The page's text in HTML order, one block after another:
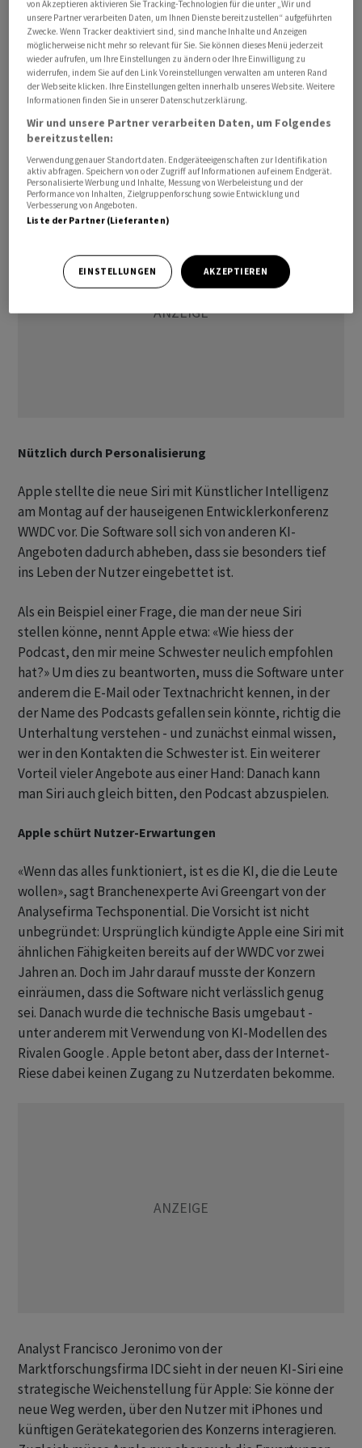
ihren Plattformen bieten müssen wie ihren eigenen
Diensten. Apple argumentiert, die neue KI-Siri sei so
datenschutzfreundlich umgesetzt, dass der Konzern
selbst dabei keinen Zugriff auf die Informationen der
Nutzer bekomme. Der Apple-Vorschlag für andere
Anbieter sieht demnach vor, dass nach einem ähnlichen
Muster deren KI-Modelle zwar Anfragen der Nutzer
erfüllen könnten, aber keine Daten behielten. Dieser
Plan sei weiterhin auf dem Tisch.
Nützlich durch Personalisierung
Apple stellte die neue Siri mit Künstlicher Intelligenz
am Montag auf der hauseigenen Entwicklerkonferenz
WWDC vor. Die Software soll sich von anderen KI-
Angeboten dadurch abheben, dass sie besonders tief
ins Leben der Nutzer eingebettet ist.
Als ein Beispiel einer Frage, die man der neue Siri
stellen könne, nennt Apple etwa: «Wie hiess der
Podcast, den mir meine Schwester neulich empfohlen
hat?» Um dies zu beantworten, muss die Software unter
anderem die E-Mail oder Textnachricht kennen, in der
der Name des Podcasts gefallen sein könnte, richtig die
Unterhaltung verstehen - und zunächst einmal wissen,
wer in den Kontakten die Schwester ist. Ein weiterer
Vorteil vieler Angebote aus einer Hand: Danach kann
man Siri auch gleich bitten, den Podcast abzuspielen.
Apple schürt Nutzer-Erwartungen
«Wenn das alles funktioniert, ist es die KI, die die Leute
wollen», sagt Branchenexperte Avi Greengart von der
Analysefirma Techsponential. Die Vorsicht ist nicht
unbegründet: Ursprünglich kündigte Apple eine Siri mit
ähnlichen Fähigkeiten bereits auf der WWDC vor zwei
Jahren an. Doch im Jahr darauf musste der Konzern
einräumen, dass die Software nicht verlässlich genug
sei. Danach wurde die technische Basis umgebaut -
unter anderem mit Verwendung von KI-Modellen des
Rivalen Google . Apple betont aber, dass der Internet-
Riese dabei keinen Zugang zu Nutzerdaten bekomme.
Analyst Francisco Jeronimo von der
Marktforschungsfirma IDC sieht in der neuen KI-Siri eine
strategische Weichenstellung für Apple: Sie könne der
neue Weg werden, über den Nutzer mit iPhones und
künftigen Gerätekategorien des Konzerns interagieren.
von Akzeptieren aktivieren Sie Tracking-Technologien für die unter „Wir und
unsere Partner verarbeiten Daten, um Ihnen Dienste bereitzustellen“ aufgeführten
Zwecke. Wenn Tracker deaktiviert sind, sind manche Inhalte und Anzeigen
möglicherweise nicht mehr so relevant für Sie. Sie können dieses Menü jederzeit
wieder aufrufen, um Ihre Einstellungen zu ändern oder Ihre Einwilligung zu
widerrufen, indem Sie auf den Link Voreinstellungen verwalten am unteren Rand
der Webseite klicken. Ihre Einstellungen gelten innerhalb unseres Website. Weitere
Informationen finden Sie in unserer Datenschutzerklärung.
Wir und unsere Partner verarbeiten Daten, um Folgendes
bereitzustellen:
Verwendung genauer Standortdaten. Endgeräteeigenschaften zur Identifikation
aktiv abfragen. Speichern von oder Zugriff auf Informationen auf einem Endgerät.
Personalisierte Werbung und Inhalte, Messung von Werbeleistung und der
Performance von Inhalten, Zielgruppenforschung sowie Entwicklung und
Verbesserung von Angeboten.
Liste der Partner (Lieferanten)
EINSTELLUNGEN AKZEPTIEREN